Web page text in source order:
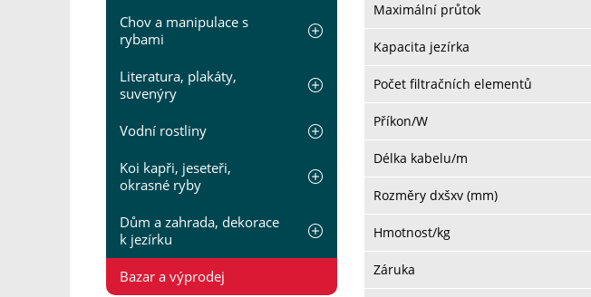
Chov a manipulace s
rybami
Literatura, plakáty,
suvenýry
Vodní rostliny
Koi kapři, jeseteři,
okrasné ryby
Dům a zahrada, dekorace
k jezírku
Bazar a výprodej
Maximální průtok
Kapacita jezírka
Počet filtračních elementů
Příkon/W
Délka kabelu/m
Rozměry dxšxv (mm)
Hmotnost/kg
Záruka